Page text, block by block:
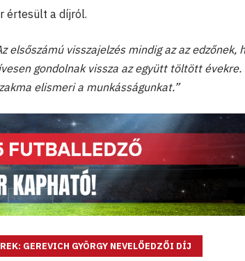
értesült a díjról.
visszajelzés mindig az az edzőnek,
gondolnak vissza az együtt töltött évekre.
elismeri a munkásságunkat.”
GEREVICH GYÖRGY NEVELŐEDZŐI DÍJ